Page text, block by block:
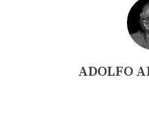
ADOLFO